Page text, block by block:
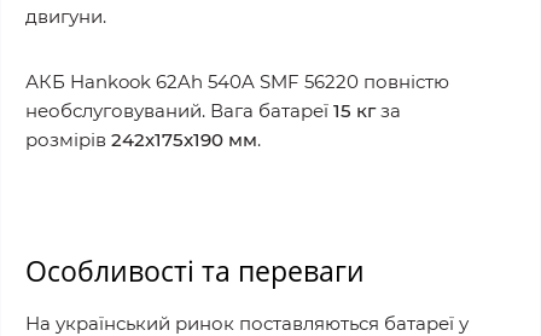
двигуни.
АКБ Hankook 62Ah 540A SMF 56220 повністю
необслуговуваний. Вага батареї 15 кгза
розмірів 242x175x190 мм.
Особливості та переваги
На український ринок поставляються батареї у